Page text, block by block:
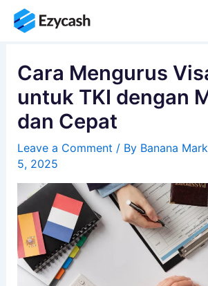
Skip
Cara Mengurus
untuk TKI dengan
dan Cepat
Leave a Comment / By Banana
5, 2025